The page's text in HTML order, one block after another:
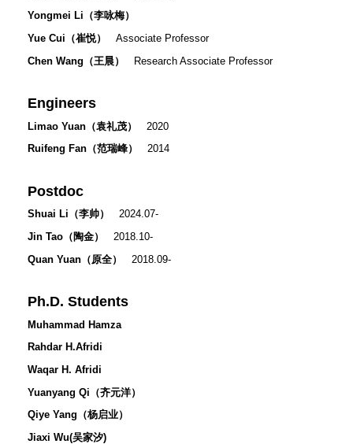
Yongmei Li（李咏梅）
Yue Cui（崔悦）
Associate Professor
Chen Wang（王晨）
Research Associate Professor
Engineers
Limao Yuan（袁礼茂）
2020
Ruifeng Fan（范瑞峰）
2014
Postdoc
Shuai Li（李帅）
2024.07-
Jin Tao（陶金）
2018.10-
Quan Yuan（原全）
2018.09-
Ph.D. Students
Muhammad Hamza
Rahdar H.Afridi
Waqar H. Afridi
Yuanyang Qi（齐元洋）
Qiye Yang（杨启业）
Jiaxi Wu(吴家汐)